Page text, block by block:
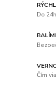
Do
Čím